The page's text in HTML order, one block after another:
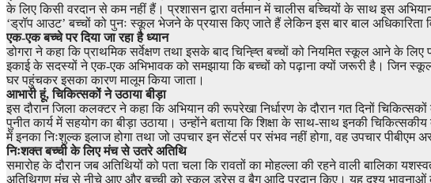
के लिए किसी वरदान से कम नहीं हैं। प्रशासन द्वारा वर्तमान में चालीस बच्चियों के साथ इस
‘ड्रॉप आउट’ बच्चों को पुनः स्कूल भेजने के प्रयास किए जाते हैं लेकिन इस बार बाल अधिकारिता
एक-एक बच्चे पर दिया जा रहा है ध्यान
डोगरा ने कहा कि प्राथमिक सर्वेक्षण तथा इसके बाद चिन्ह्ति बच्चों को नियमित स्कूल आने के
इकाई के सदस्यों ने एक-एक अभिभावक को समझाया कि बच्चों को पढ़ाना क्यों जरूरी है। जिन
घर पहुंचकर इसका कारण मालूम किया जाता।
आभारी हूं, चिकित्सकों ने उठाया बीड़ा
इस दौरान जिला कलक्टर ने कहा कि अभियान की रूपरेखा निर्धारण के दौरान गत दिनों
पुनीत कार्य में सहयोग का बीड़ा उठाया। उन्होंने बताया कि शिक्षा के साथ-साथ इनकी
में इनका निःशुल्क इलाज होगा तथा जो उपचार इन सेंटर्स पर संभव नहीं होगा, वह उपचार पीबीएम
निःशक्त बच्ची के लिए मंच से उतरे अतिथि
समारोह के दौरान जब अतिथियों को पता चला कि रावतों का मोहल्ला की रहने वाली बालिका
अतिथिगण मंच से नीचे आए और बच्ची को स्कूल ड्रेस व बैग आदि प्रदान किए। यह दृश्य भावनाओं